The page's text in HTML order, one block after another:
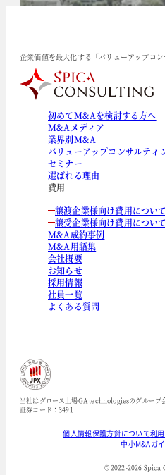
企業価値を最大化する「バリューアップコ
初めてM&Aを検討する方へ
M&Aメディア
業界別M&A
バリューアップコンサルティ
セミナー
選ばれる理由
費用
譲渡企業様向け費用について
譲受企業様向け費用について
M&A成約事例
M&A用語集
会社概要
お知らせ
採用情報
社員一覧
よくある質問
当社はグロース上場GA technologiesのグループ
証券コード：3491
個人情報保護方針について利
中小M&Aガ
© 2022-2026 Spica